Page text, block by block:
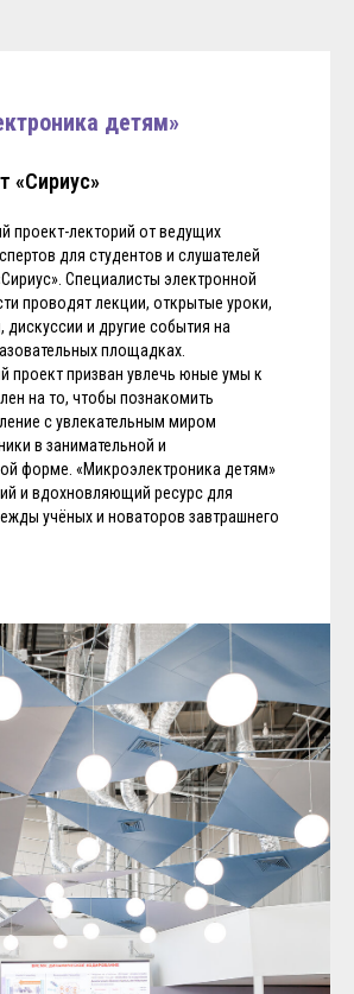
детям»
«Сириус»
проект-лекторий от ведущих
для студентов и слушателей
Специалисты электронной
проводят лекции, открытые уроки,
дискуссии и другие события на
площадках.
проект призван увлечь юные умы к
на то, чтобы познакомить
с увлекательным миром
в занимательной и
форме. «Микроэлектроника детям»
и вдохновляющий ресурс для
учёных и новаторов завтрашнего